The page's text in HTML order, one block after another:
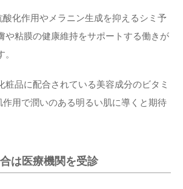
酸化作用やメラニン生成を抑えるシミ予
や粘膜の健康維持をサポートする働きが
粧品に配合されている美容成分のビタミ
作用で潤いのある明るい肌に導くと期待
は医療機関を受診